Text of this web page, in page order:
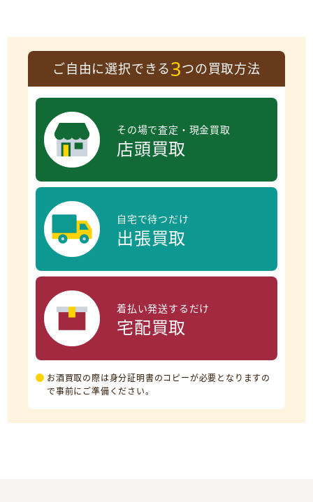
ご自由に選択できる3つの買取方法
その場で査定・現金買取
店頭買取
自宅で待つだけ
出張買取
着払い発送するだけ
宅配買取
お酒買取の際は身分証明書のコピーが必要となりますの
で事前にご準備ください。